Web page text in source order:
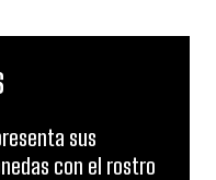
sus
con el rostro